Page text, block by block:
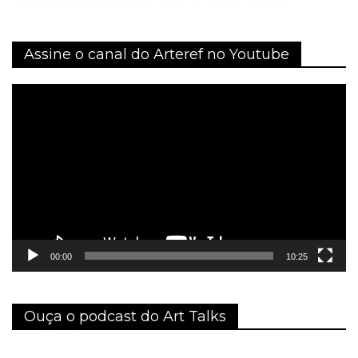
Assine o canal do Arteref no Youtube
00:00 10:25
Ouça o podcast do Art Talks